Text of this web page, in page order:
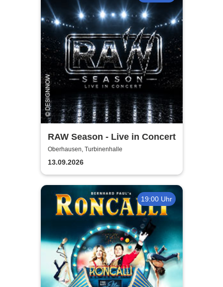
RAW Season - Live in Concert
Oberhausen, Turbinenhalle
13.09.2026
19:00 Uhr